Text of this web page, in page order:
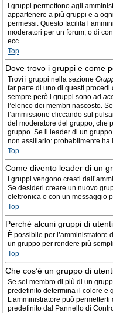
I gruppi permettono agli
appartenere a più gruppi e a
permessi. Questo facilita
moderatori per un forum, o di
ecc.
Top
Dove trovo i gruppi e come
Trovi i gruppi nella sezione
far parte di uno di questi
sempre però i gruppi sono ad
l’elenco dei membri nascosto.
l’ammissione cliccando sul
del moderatore del gruppo, che
gruppo. Se il leader di un
non assillarlo: probabilmente ha
Top
Come divento leader di un
I gruppi vengono creati
Se desideri creare un nuovo
elettronica o con un messaggio
Top
Perché alcuni gruppi di
È possibile per l’amministratore
un gruppo per rendere più
Top
Che cos’è un gruppo di
Se sei membro di più di un
predefinito determina il colore e
L’amministratore può
predefinito dal Pannello di